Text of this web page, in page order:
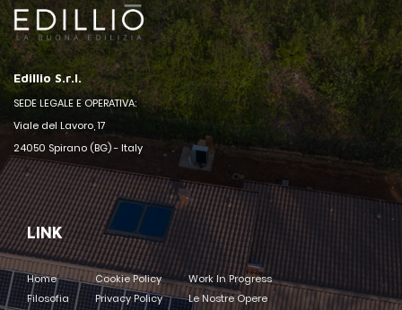
Edillio S.r.l.
SEDE LEGALE E OPERATIVA:
Viale del Lavoro, 17
24050 Spirano (BG) - Italy
LINK
Home
Filosofia
Cookie Policy
Privacy Policy
Work In Progress
Le Nostre Opere